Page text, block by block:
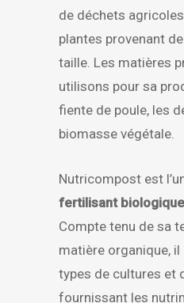
de déchets
plantes provenant
taille. Les matières
utilisons pour sa
fiente de poule, les
biomasse végétale.
Nutricompost est
fertilisant
Compte tenu de sa
matière organique,
types de cultures et
fournissant les